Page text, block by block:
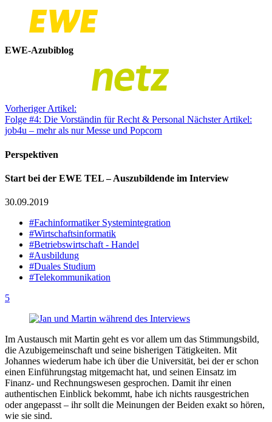
EWE-Azubiblog
Vorheriger Artikel:
Folge #4: Die Vorständin für Recht & Personal Nächster Artikel:
job4u – mehr als nur Messe und Popcorn
Perspektiven
Start bei der EWE TEL – Auszubildende im Interview
30.09.2019
#Fachinformatiker Systemintegration
#Wirtschaftsinformatik
#Betriebswirtschaft - Handel
#Ausbildung
#Duales Studium
#Telekommunikation
5
Im Austausch mit Martin geht es vor allem um das Stimmungsbild,
die Azubigemeinschaft und seine bisherigen Tätigkeiten. Mit
Johannes wiederum habe ich über die Universität, bei der er schon
einen Einführungstag mitgemacht hat, und seinen Einsatz im
Finanz- und Rechnungswesen gesprochen. Damit ihr einen
authentischen Einblick bekommt, habe ich nichts rausgestrichen
oder angepasst – ihr sollt die Meinungen der Beiden exakt so hören,
wie sie sind.